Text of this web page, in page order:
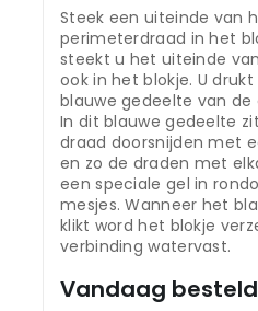
Steek een uiteinde van
perimeterdraad in het
steekt u het uiteinde
ook in het blokje. U
blauwe gedeelte van
In dit blauwe gedeelte
draad doorsnijden met
en zo de draden met
een speciale gel in
mesjes. Wanneer het
klikt word het blokje
verbinding watervast.
Vandaag